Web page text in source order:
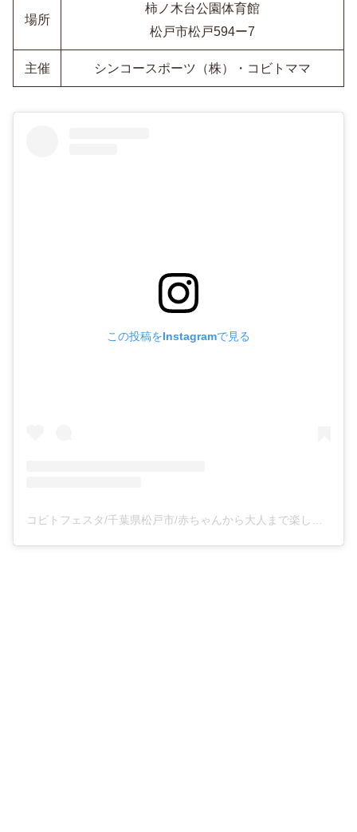
場所
柿ノ木台公園体育館
松戸市松戸594ー7
主催 シンコースポーツ（株）・コビトママ
この投稿をInstagramで見る